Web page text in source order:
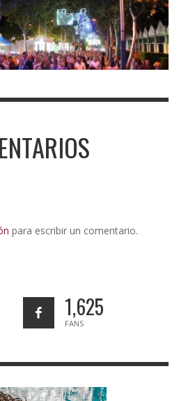
para escribir un comentario.
1,625
FANS